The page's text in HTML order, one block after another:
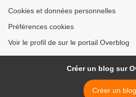
Cookies et données personnelles
Préférences cookies
Voir le profil de sur le portail Overblog
Créer un blog sur
Créer un blog